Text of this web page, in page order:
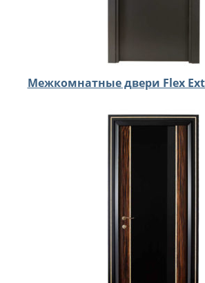
Межкомнатные двери Flex